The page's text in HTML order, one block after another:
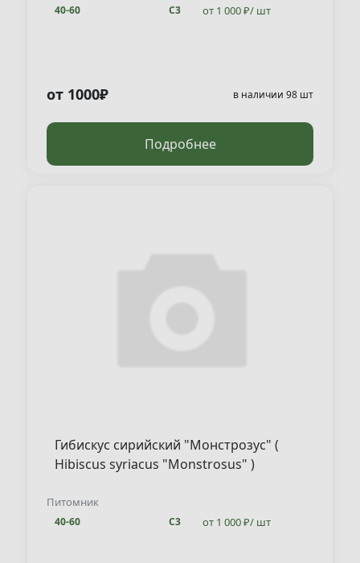
40-60 С3 от 1 000 ₽/ шт
от 1000₽ в наличии 98 шт
Подробнее
Гибискус сирийский "Монстрозус" (
Hibiscus syriacus "Monstrosus" )
Питомник
40-60 С3 от 1 000 ₽/ шт